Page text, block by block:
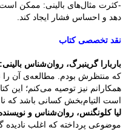
-کثرت مثال‌های بالینی: ممکن
دهد و احساس فشار ایجاد کند.
نقد تخصصی کتاب
باربارا گرینبرگ، روان‌شناس بالینی:
که منتظرش بودم. مطالعه‌ی آن را
همکارانم نیز توصیه می‌کنم؛ این
است التیام‌بخش کسانی باشد که
لیا کلونگنس، روان‌شناس و
موضوعی پرداخته که اغلب نادیده